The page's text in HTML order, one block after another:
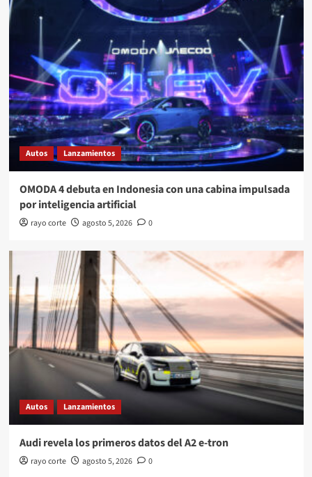
Autos Lanzamientos
OMODA 4 debuta en Indonesia con una cabina impulsada
por inteligencia artificial
rayo corte agosto 5, 2026 0
Autos Lanzamientos
Audi revela los primeros datos del A2 e-tron
rayo corte agosto 5, 2026 0